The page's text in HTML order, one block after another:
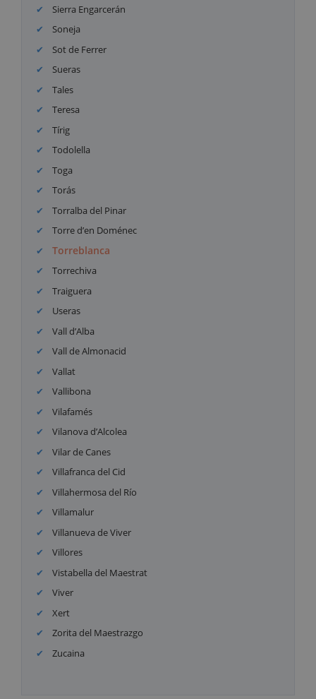
Sierra Engarcerán
Soneja
Sot de Ferrer
Sueras
Tales
Teresa
Tírig
Todolella
Toga
Torás
Torralba del Pinar
Torre d’en Doménec
Torreblanca
Torrechiva
Traiguera
Useras
Vall d’Alba
Vall de Almonacid
Vallat
Vallibona
Vilafamés
Vilanova d’Alcolea
Vilar de Canes
Villafranca del Cid
Villahermosa del Río
Villamalur
Villanueva de Viver
Villores
Vistabella del Maestrat
Viver
Xert
Zorita del Maestrazgo
Zucaina